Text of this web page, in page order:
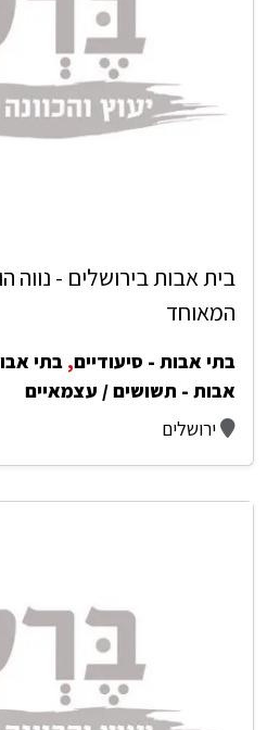
בית אבות בירושלים - נווה
המאוחד
בתי אבות - סיעודיים, בתי
אבות - תשושים / עצמאיים
ירושלים